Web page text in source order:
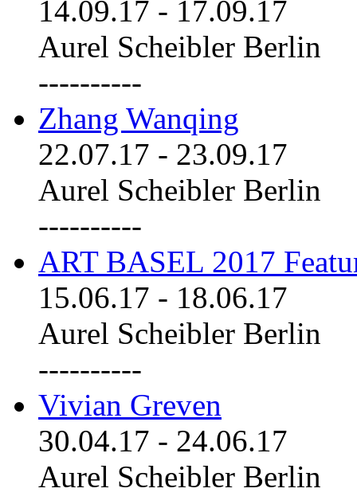
14.09.17 - 17.09.17
Aurel Scheibler Berlin
----------
Zhang Wanqing
22.07.17 - 23.09.17
Aurel Scheibler Berlin
----------
ART BASEL 2017
15.06.17 - 18.06.17
Aurel Scheibler Berlin
----------
Vivian Greven
30.04.17 - 24.06.17
Aurel Scheibler Berlin